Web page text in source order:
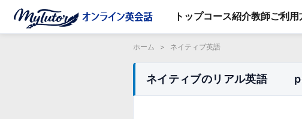
トップコース紹介教師ご利用
ホーム > ネイティブ英語
ネイティブのリアル英語